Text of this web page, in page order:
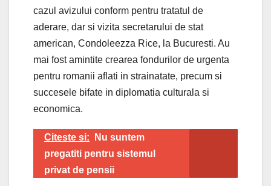
cazul avizului conform pentru tratatul de
aderare, dar si vizita secretarului de stat
american, Condoleezza Rice, la Bucuresti. Au
mai fost amintite crearea fondurilor de urgenta
pentru romanii aflati in strainatate, precum si
succesele bifate in diplomatia culturala si
economica.
Citeste si:
Nu suntem
pregatiti pentru sistemul
privat de pensii